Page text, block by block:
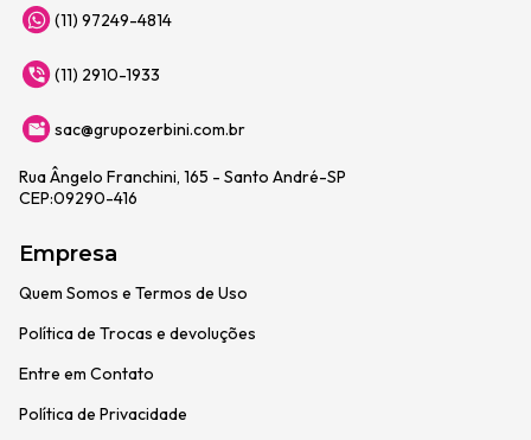
(11) 97249-4814
(11) 2910-1933
sac@grupozerbini.com.br
Rua Ângelo Franchini, 165 - Santo André-SP
CEP:09290-416
Empresa
Quem Somos e Termos de Uso
Política de Trocas e devoluções
Entre em Contato
Política de Privacidade